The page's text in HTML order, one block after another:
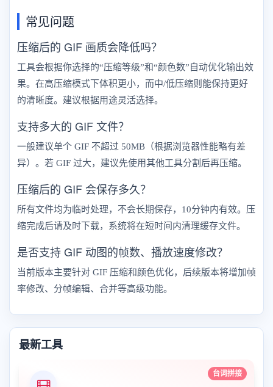
常见问题
压缩后的 GIF 画质会降低吗？
工具会根据你选择的“压缩等级”和“颜色数”自动优化输出效
果。在高压缩模式下体积更小，而中/低压缩则能保持更好
的清晰度。建议根据用途灵活选择。
支持多大的 GIF 文件？
一般建议单个 GIF 不超过 50MB（根据浏览器性能略有差
异）。若 GIF 过大，建议先使用其他工具分割后再压缩。
压缩后的 GIF 会保存多久？
所有文件均为临时处理，不会长期保存，10分钟内有效。压
缩完成后请及时下载，系统将在短时间内清理缓存文件。
是否支持 GIF 动图的帧数、播放速度修改？
当前版本主要针对 GIF 压缩和颜色优化，后续版本将增加帧
率修改、分帧编辑、合并等高级功能。
最新工具
台词拼接